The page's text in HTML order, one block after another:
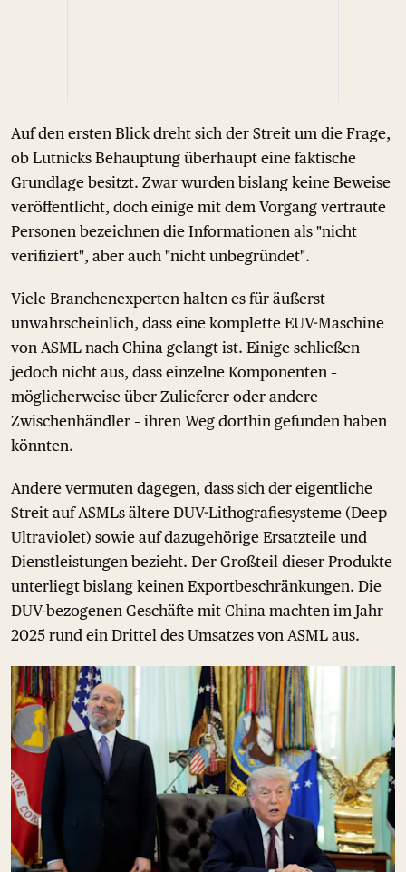
Auf den ersten Blick dreht sich der Streit um die Frage,
ob Lutnicks Behauptung überhaupt eine faktische
Grundlage besitzt. Zwar wurden bislang keine Beweise
veröffentlicht, doch einige mit dem Vorgang vertraute
Personen bezeichnen die Informationen als "nicht
verifiziert", aber auch "nicht unbegründet".
Viele Branchenexperten halten es für äußerst
unwahrscheinlich, dass eine komplette EUV-Maschine
von ASML nach China gelangt ist. Einige schließen
jedoch nicht aus, dass einzelne Komponenten –
möglicherweise über Zulieferer oder andere
Zwischenhändler – ihren Weg dorthin gefunden haben
könnten.
Andere vermuten dagegen, dass sich der eigentliche
Streit auf ASMLs ältere DUV-Lithografiesysteme (Deep
Ultraviolet) sowie auf dazugehörige Ersatzteile und
Dienstleistungen bezieht. Der Großteil dieser Produkte
unterliegt bislang keinen Exportbeschränkungen. Die
DUV-bezogenen Geschäfte mit China machten im Jahr
2025 rund ein Drittel des Umsatzes von ASML aus.